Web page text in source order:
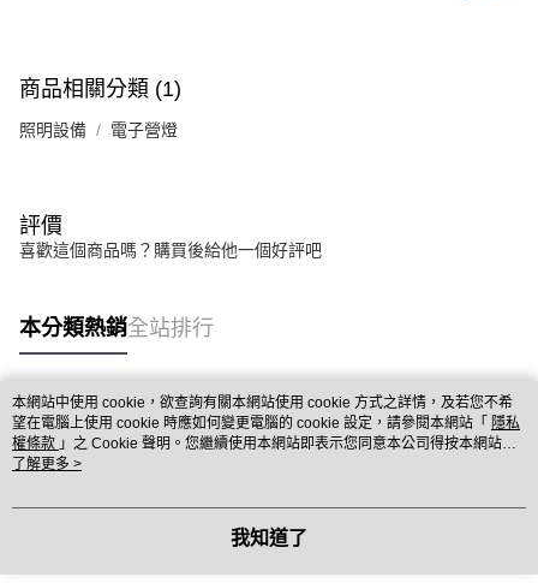
商品相關分類 (1)
照明設備 電子營燈
評價
喜歡這個商品嗎？購買後給他一個好評吧
本分類熱銷全站排行
熱門標籤
本網站中使用 cookie，欲查詢有關本網站使用 cookie 方式之詳情，及若您不希
望在電腦上使用 cookie 時應如何變更電腦的 cookie 設定，請參閱本網站「 隱私
權條款 」之 Cookie 聲明。您繼續使用本網站即表示您同意本公司得按本網站使
用條款之 Cookie 聲明使用 cookie。
了解更多 >
我知道了